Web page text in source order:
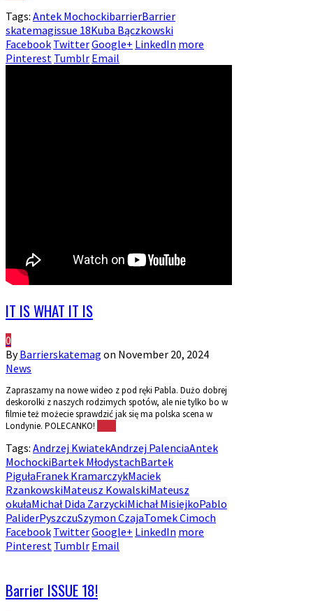
Tags: Antek MochockibarrierBarrier
skatemagissue 18Kuba Bączkowski
Facebook TwitterGoogle+ LinkedIn more
Pinterest Tumblr Email
IT IS WHAT IT IS
0
ByBarrierskatemag on November 20, 2024
News
Zapraszamy na nowe wideo z pod ręki Pabla. Dużo dobrej
deskorolki z naszych rodzimych spotów, ale nie tylko bo w
filmie też możecie sprawdzić jak się ma polska scena w
Londynie. POLECANKO!
Tags: Andrzej KwiatekAndrzej PalenciaAntek
MochockiBartek MłodystachBartek
PigułaFranek KramarczykMaciek
RzankowskiMateusz KowalskiMateusz
okułaMichał Dida ZarzyckiMichał MisiejkoPablo
PaliderPyszczuSzymon CzajaTomek Cimoch
Facebook TwitterGoogle+ LinkedIn more
Pinterest Tumblr Email
Barrier ISSUE 18!